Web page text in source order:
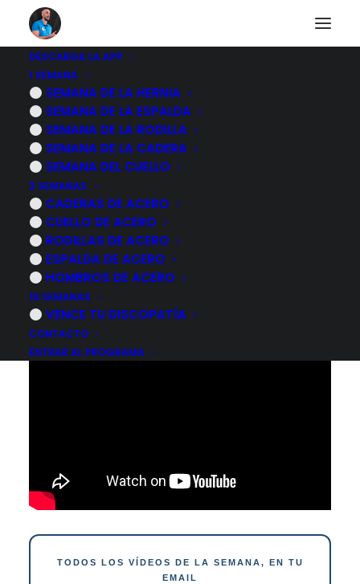
DESCARGA LA APP
1 SEMANA
SEMANA DE LA HERNIA
SEMANA DE LA ESPALDA
SEMANA DE LA RODILLA
SEMANA DE LA CADERA
SEMANA DEL CUELLO
3 SEMANAS
CADERAS DE ACERO
CUELLO DE ACERO
RODILLAS DE ACERO
ESPALDA DE ACERO
HOMBROS DE ACERO
16 SEMANAS
VENCE TU DISCOPATÍA
CONTACTO
ENTRAR AL PROGRAMA
Como hacer un
vendaje para el
juanete
7 NOVIEMBRE, 2022 | POR
TODOS LOS VÍDEOS DE LA SEMANA, EN TU
EMAIL